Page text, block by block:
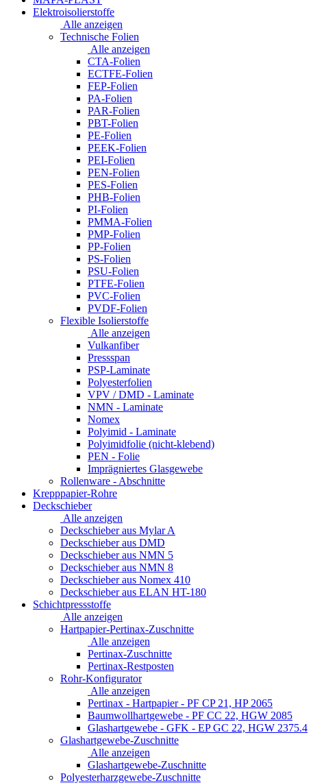
Elektroisolierstoffe
Alle anzeigen
Technische Folien
Alle anzeigen
CTA-Folien
ECTFE-Folien
FEP-Folien
PA-Folien
PAR-Folien
PBT-Folien
PE-Folien
PEEK-Folien
PEI-Folien
PEN-Folien
PES-Folien
PHB-Folien
PI-Folien
PMMA-Folien
PMP-Folien
PP-Folien
PS-Folien
PSU-Folien
PTFE-Folien
PVC-Folien
PVDF-Folien
Flexible Isolierstoffe
Alle anzeigen
Vulkanfiber
Pressspan
PSP-Laminate
Polyesterfolien
VPV / DMD - Laminate
NMN - Laminate
Nomex
Polyimid - Laminate
Polyimidfolie (nicht-klebend)
PEN - Folie
Imprägniertes Glasgewebe
Rollenware - Abschnitte
Krepppapier-Rohre
Deckschieber
Alle anzeigen
Deckschieber aus Mylar A
Deckschieber aus DMD
Deckschieber aus NMN 5
Deckschieber aus NMN 8
Deckschieber aus Nomex 410
Deckschieber aus ELAN HT-180
Schichtpressstoffe
Alle anzeigen
Hartpapier-Pertinax-Zuschnitte
Alle anzeigen
Pertinax-Zuschnitte
Pertinax-Restposten
Rohr-Konfigurator
Alle anzeigen
Pertinax - Hartpapier - PF CP 21, HP 2065
Baumwollhartgewebe - PF CC 22, HGW 2085
Glashartgewebe - GFK - EP GC 22, HGW 2375.4
Glashartgewebe-Zuschnitte
Alle anzeigen
Glashartgewebe-Zuschnitte
Polyesterharzgewebe-Zuschnitte